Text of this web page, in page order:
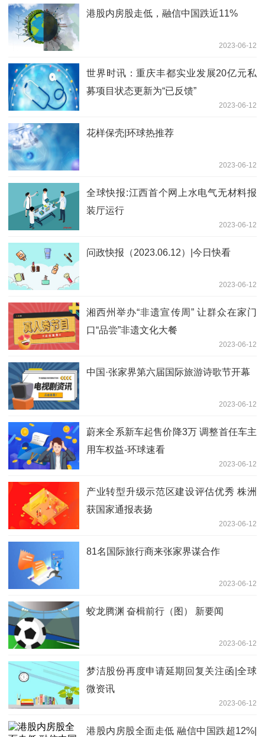
港股内房股走低，融信中国跌近11%
2023-06-12
世界时讯：重庆丰都实业发展20亿元私
募项目状态更新为“已反馈”
2023-06-12
花样保壳|环球热推荐
2023-06-12
全球快报:江西首个网上水电气无材料报
装厅运行
2023-06-12
问政快报（2023.06.12）|今日快看
2023-06-12
湘西州举办“非遗宣传周” 让群众在家门
口“品尝”非遗文化大餐
2023-06-12
中国·张家界第六届国际旅游诗歌节开幕
2023-06-12
蔚来全系新车起售价降3万 调整首任车主
用车权益-环球速看
2023-06-12
产业转型升级示范区建设评估优秀 株洲
获国家通报表扬
2023-06-12
81名国际旅行商来张家界谋合作
2023-06-12
蛟龙腾渊 奋楫前行（图） 新要闻
2023-06-12
梦洁股份再度申请延期回复关注函|全球
微资讯
2023-06-12
港股内房股全面走低 融信中国跌超12%|